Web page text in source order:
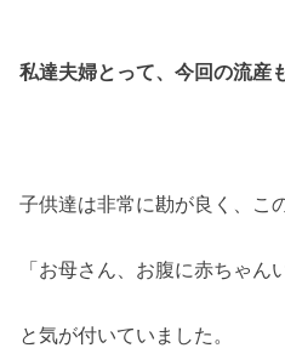
私達夫婦とって、今回の流産
子供達は非常に勘が良く、こ
「お母さん、お腹に赤ちゃん
と気が付いていました。